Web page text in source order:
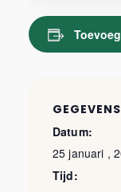
GEGEVENS
Datum:
25 januari ,
Tijd: